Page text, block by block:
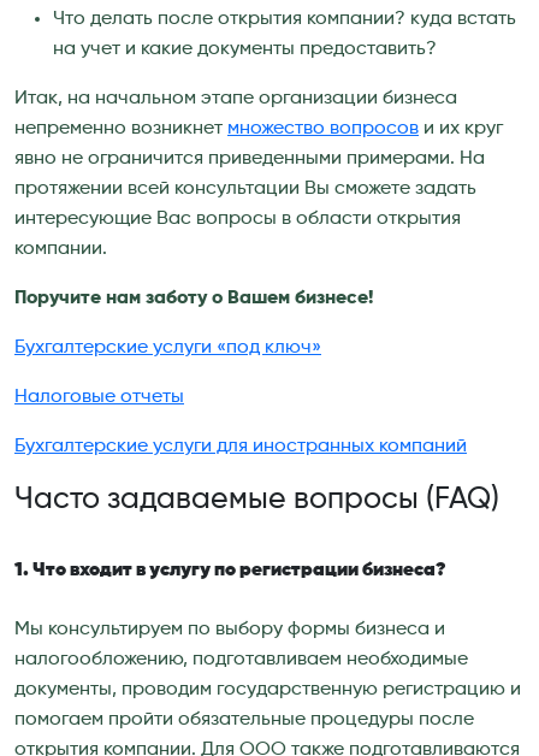
Что делать после открытия компании? куда встать
на учет и какие документы предоставить?
Итак, на начальном этапе организации бизнеса
непременно возникнет множество вопросов и их круг
явно не ограничится приведенными примерами. На
протяжении всей консультации Вы сможете задать
интересующие Вас вопросы в области открытия
компании.
Поручите нам заботу о Вашем бизнесе!
Бухгалтерские услуги «под ключ»
Налоговые отчеты
Бухгалтерские услуги для иностранных компаний
Часто задаваемые вопросы (FAQ)
1. Что входит в услугу по регистрации бизнеса?
Мы консультируем по выбору формы бизнеса и
налогообложению, подготавливаем необходимые
документы, проводим государственную регистрацию и
помогаем пройти обязательные процедуры после
открытия компании. Для ООО также подготавливаются